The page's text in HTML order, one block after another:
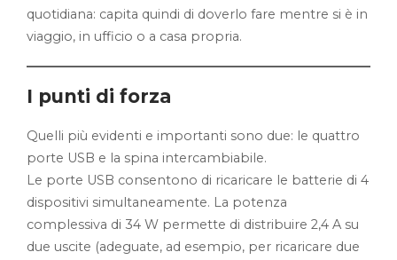
quotidiana: capita quindi di doverlo fare mentre si è in
viaggio, in ufficio o a casa propria.
I punti di forza
Quelli più evidenti e importanti sono due: le quattro
porte USB e la spina intercambiabile.
Le porte USB consentono di ricaricare le batterie di 4
dispositivi simultaneamente. La potenza
complessiva di 34 W permette di distribuire 2,4 A su
due uscite (adeguate, ad esempio, per ricaricare due